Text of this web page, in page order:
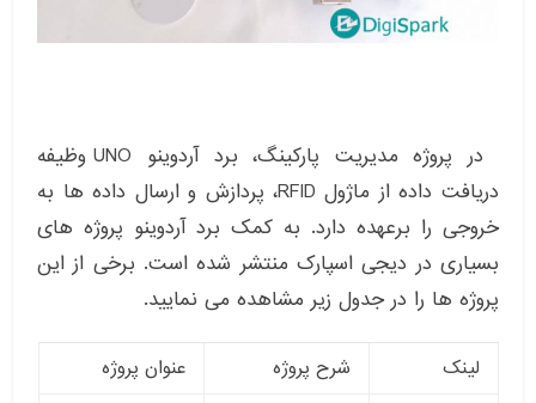
در پروژه مدیریت پارکینگ، برد آردوینو UNO وظیفه
دریافت داده از ماژول RFID، پردازش و ارسال داده ها به
خروجی را برعهده دارد. به کمک برد آردوینو پروژه های
بسیاری در دیجی اسپارک منتشر شده است. برخی از این
پروژه ها را در جدول زیر مشاهده می نمایید.
لینک شرح پروژه
عنوان پروژه